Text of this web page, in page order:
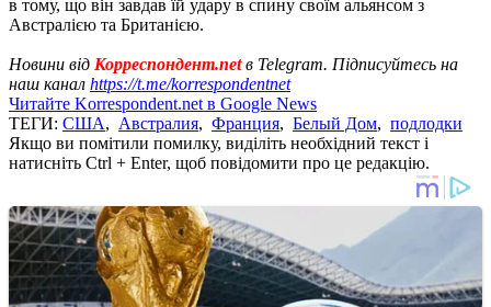
в тому, що він завдав їй удару в спину своїм альянсом з
Австралією та Британією.
Новини від Корреспондент.netв Telegram. Підписуйтесь на
наш канал https://t.me/korrespondentnet
Читайте Korrespondent.net в Google News
ТЕГИ: США, Австралия, Франция, Белый Дом, подлодки
Якщо ви помітили помилку, виділіть необхідний текст і
натисніть Ctrl + Enter, щоб повідомити про це редакцію.